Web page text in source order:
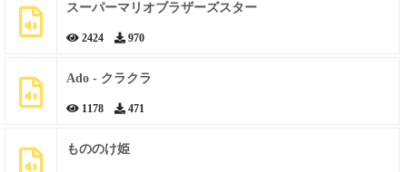
スーパーマリオブラザーズスター
2424 970
Ado - クラクラ
1178 471
もののけ姫